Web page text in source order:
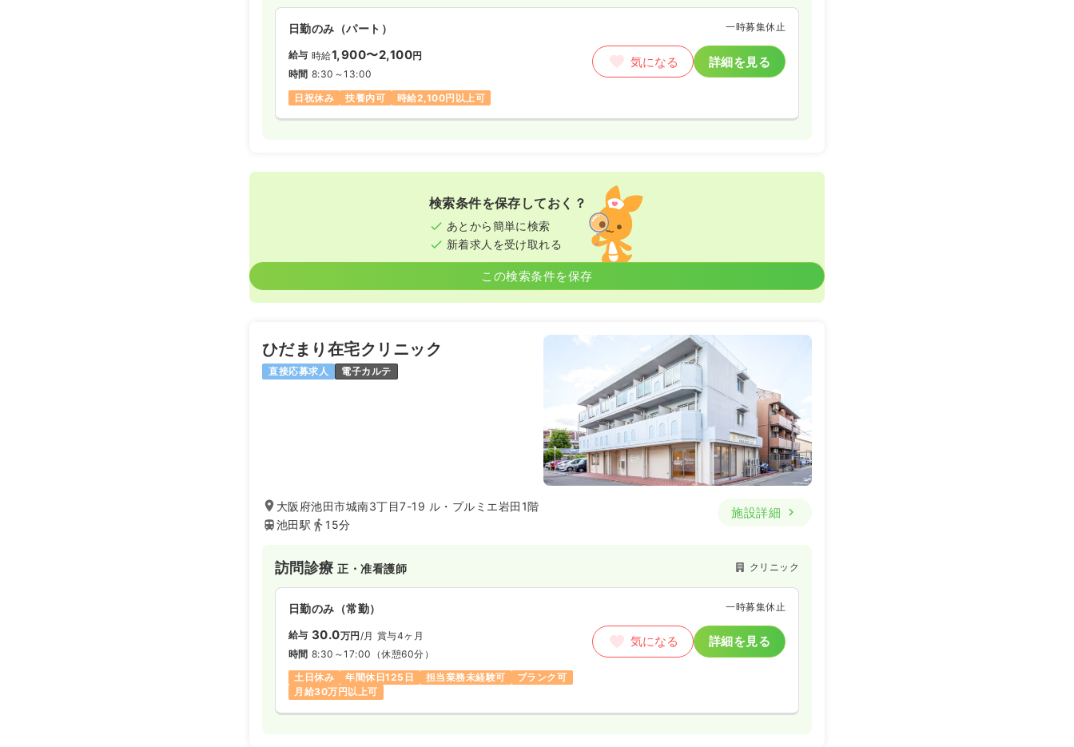
透析 正看護師 一般病院
日勤のみ（常勤）
気になる 詳細を見る
日勤のみ（パート） 一時募集休止
給与 時給1,900〜2,100円
時間 8:30～13:00
日祝休み
扶養内可 時給2,100円以上可
気になる 詳細を見る
検索条件を保存しておく？
あとから簡単に検索
新着求人を受け取れる
この検索条件を保存
ひだまり在宅クリニック
直接応募求人 電子カルテ
大阪府池田市城南3丁目7-19 ル・プルミエ岩田1階
池田駅
15分
施設詳細
訪問診療正・准看護師 クリニック
日勤のみ（常勤） 一時募集休止
給与 30.0万円 /月 賞与4ヶ月
時間 8:30～17:00 （休憩60分）
土日休み
年間休日125日 担当業務未経験可
ブランク可
月給30万円以上可
気になる 詳細を見る